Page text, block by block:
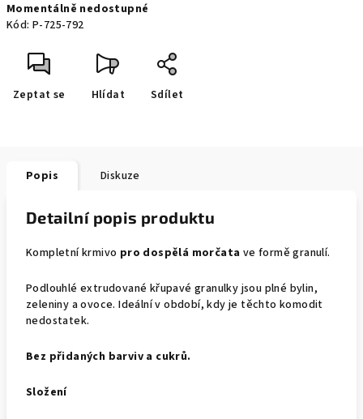
cena:
Momentálně nedostupné
Kód: P-725-792
Zeptat se Hlídat Sdílet
Popis Diskuze
Detailní popis produktu
Kompletní krmivo pro dospělá morčata ve formě granulí.
Podlouhlé extrudované křupavé granulky jsou plné bylin,
zeleniny a ovoce. Ideální v období, kdy je těchto komodit
nedostatek.
Bez přidaných barviv a cukrů.
Složení